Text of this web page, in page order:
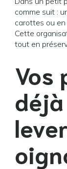
comme suit :
carottes ou en
Cette
tout en
Vos